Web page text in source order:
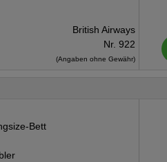
British Airways
Nr. 922
(Angaben ohne Gewähr)
Bett